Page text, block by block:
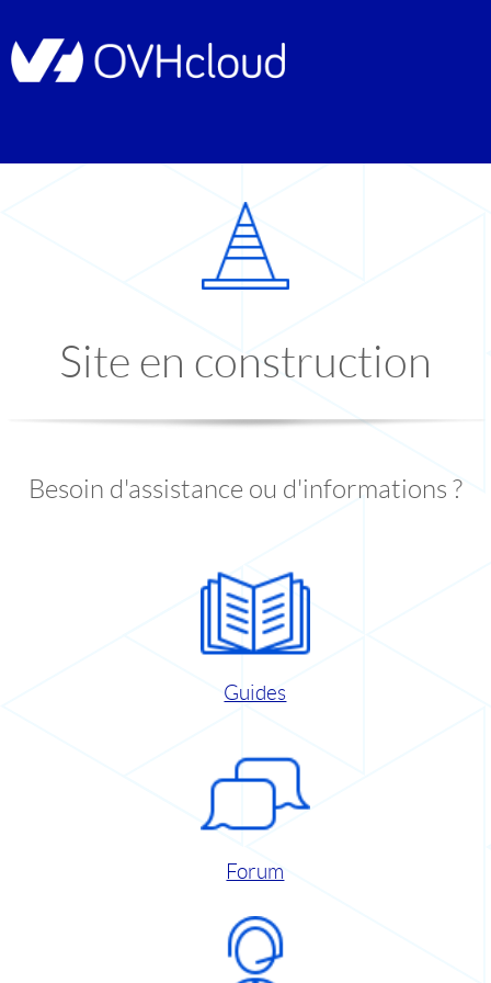
Site en construction
Besoin d'assistance ou d'informations ?
Guides
Forum